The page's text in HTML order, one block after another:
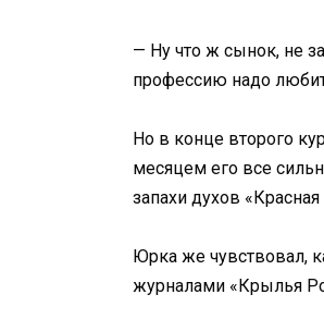
— Ну что ж сынок, не
профессию надо
Но в конце второго
месяцем его все
запахи духов
Юрка же чувствовал,
журналами «Крылья